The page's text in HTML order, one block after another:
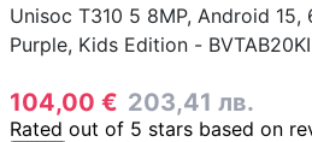
Unisoc T310 5 8MP, Android 15,
Purple, Kids Edition -
104,00 € 203,41 лв.
Rated out of 5 stars based on